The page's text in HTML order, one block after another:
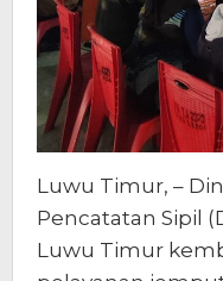
Luwu Timur, –
Pencatatan Sipil
Luwu Timur